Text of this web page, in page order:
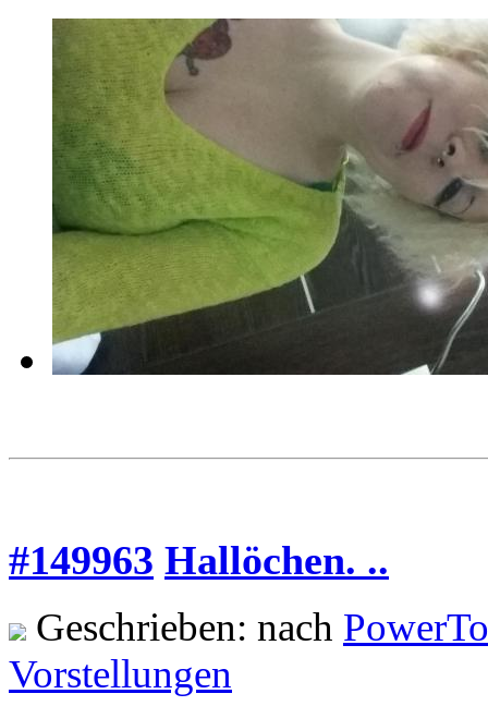
#149963 Hallöchen. ..
Geschrieben: nach
Vorstellungen